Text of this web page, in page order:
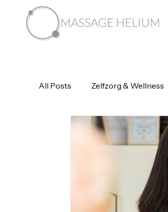
All Posts Zelfzorg & Wellness
Thai Essentials